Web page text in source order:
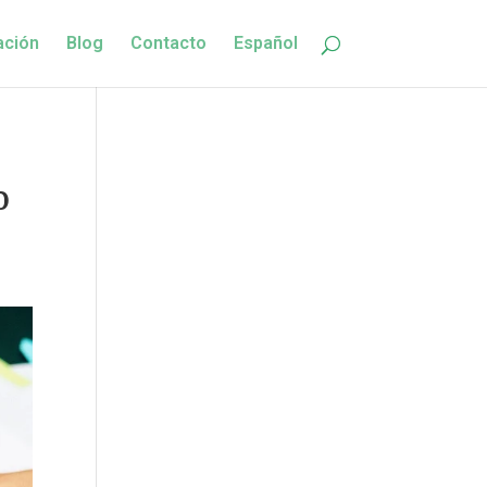
Blog Contacto Español